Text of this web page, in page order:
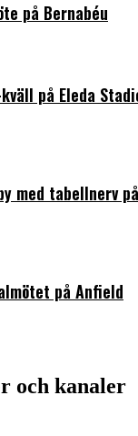
på Bernabéu
på Eleda
med tabellnerv
på Anfield
och kanaler